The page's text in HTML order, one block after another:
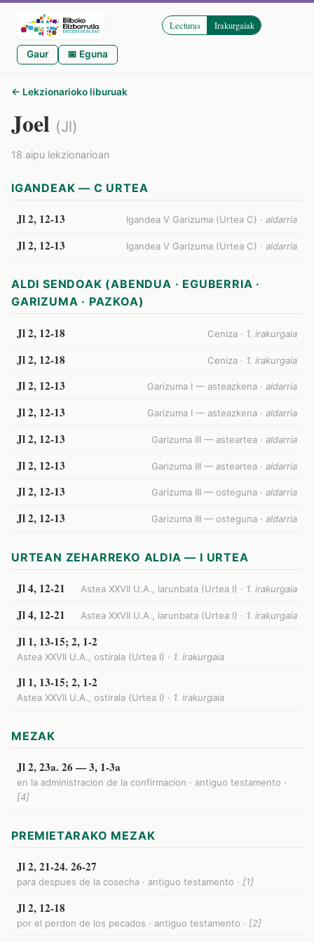
Lecturas Irakurgaiak
Gaur 📅 Eguna
← Lekzionarioko liburuak
Joel (Jl)
18 aipu lekzionarioan
IGANDEAK — C URTEA
Jl 2, 12-13 Igandea V Garizuma (Urtea C) · aldarria
Jl 2, 12-13 Igandea V Garizuma (Urtea C) · aldarria
ALDI SENDOAK (ABENDUA · EGUBERRIA ·
GARIZUMA · PAZKOA)
Jl 2, 12-18 Ceniza · 1. irakurgaia
Jl 2, 12-18 Ceniza · 1. irakurgaia
Jl 2, 12-13 Garizuma I — asteazkena · aldarria
Jl 2, 12-13 Garizuma I — asteazkena · aldarria
Jl 2, 12-13 Garizuma III — asteartea · aldarria
Jl 2, 12-13 Garizuma III — asteartea · aldarria
Jl 2, 12-13 Garizuma III — osteguna · aldarria
Jl 2, 12-13 Garizuma III — osteguna · aldarria
URTEAN ZEHARREKO ALDIA — I URTEA
Jl 4, 12-21 Astea XXVII U.A., larunbata (Urtea I) · 1. irakurgaia
Jl 4, 12-21 Astea XXVII U.A., larunbata (Urtea I) · 1. irakurgaia
Jl 1, 13-15; 2, 1-2
Astea XXVII U.A., ostirala (Urtea I) · 1. irakurgaia
Jl 1, 13-15; 2, 1-2
Astea XXVII U.A., ostirala (Urtea I) · 1. irakurgaia
MEZAK
Jl 2, 23a. 26 — 3, 1-3a
en la administracion de la confirmacion · antiguo testamento ·
[4]
PREMIETARAKO MEZAK
Jl 2, 21-24. 26-27
para despues de la cosecha · antiguo testamento · [1]
Jl 2, 12-18
por el perdon de los pecados · antiguo testamento · [2]